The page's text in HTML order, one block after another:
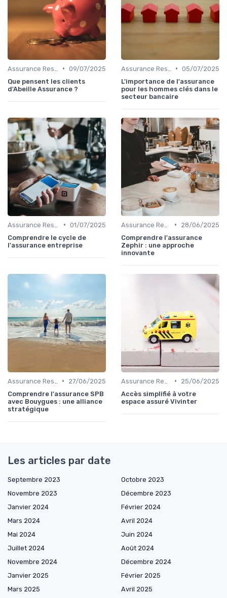
• 09/07/2025
Que pensent les clients
d'Abeille Assurance ?
• 05/07/2025
L'importance de l'assurance
pour les hommes clés dans le
secteur bancaire
• 01/07/2025
Comprendre le cycle de
l'assurance entreprise
•
28/06/2025
Comprendre l'assurance
Zephir : une approche
innovante
•
27/06/2025
Comprendre l'assurance SPB
avec Bouygues : une alliance
stratégique
•
25/06/2025
Accès simplifié à votre
espace assuré Vivinter
Les articles par date
Septembre 2023
Octobre 2023
Novembre 2023
Décembre 2023
Janvier 2024
Février 2024
Mars 2024
Avril 2024
Mai 2024
Juin 2024
Juillet 2024
Août 2024
Novembre 2024
Décembre 2024
Janvier 2025
Février 2025
Mars 2025
Avril 2025